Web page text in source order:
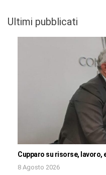
Ultimi pubblicati
Cupparo su risorse, lavoro,
8 Agosto 2026